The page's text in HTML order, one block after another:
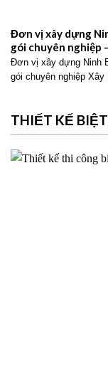
Đơn vị xây dựng
gói chuyên nghiệp
Đơn vị xây dựng Ninh
gói chuyên nghiệp Xây
THIẾT KẾ